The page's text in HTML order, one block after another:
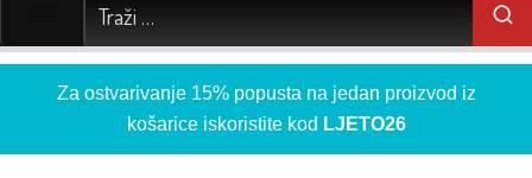
Za ostvarivanje 15% popusta na jedan proizvod iz
košarice iskoristite kod LJETO26